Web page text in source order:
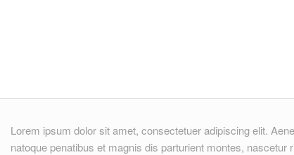
Lorem ipsum dolor sit amet, consectetuer adipiscing elit.
natoque penatibus et magnis dis parturient montes, nascetur